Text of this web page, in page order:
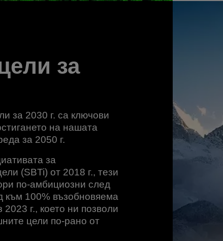
за
за 2030 г. са ключови
на нашата
за 2050 г.
за
(SBTi) от 2018 г., тези
по-амбициозни след
към 100% възобновяема
2023 г., което ни позволи
цели по-рано от